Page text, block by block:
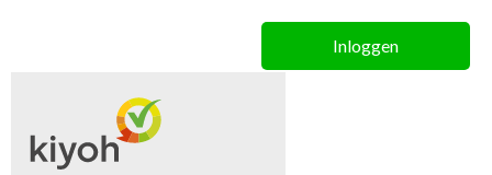
Inloggen